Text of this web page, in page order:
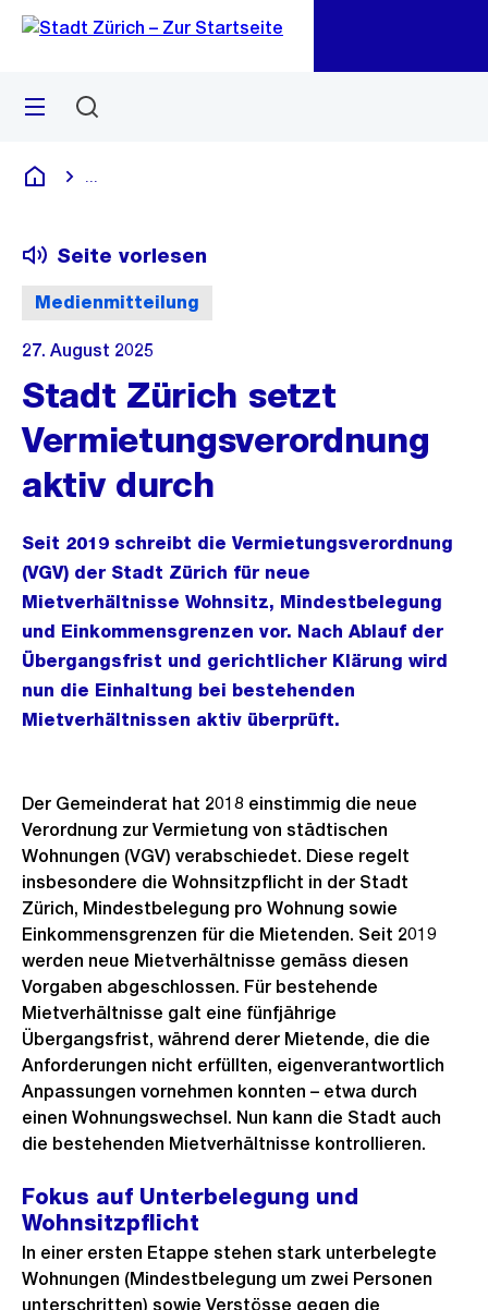
Navigation
Sprunglink
Menü
Deutsch
Medienmitteilung
Seite vorlesen
27. August 2025
Stadt Zürich setzt
Vermietungsverordnung
aktiv durch
Seit 2019 schreibt die Vermietungsverordnung
(VGV) der Stadt Zürich für neue
Mietverhältnisse Wohnsitz, Mindestbelegung
und Einkommensgrenzen vor. Nach Ablauf der
Übergangsfrist und gerichtlicher Klärung wird
nun die Einhaltung bei bestehenden
Mietverhältnissen aktiv überprüft.
Der Gemeinderat hat 2018 einstimmig die neue
Verordnung zur Vermietung von städtischen
Wohnungen (VGV) verabschiedet. Diese regelt
insbesondere die Wohnsitzpflicht in der Stadt
Zürich, Mindestbelegung pro Wohnung sowie
Einkommensgrenzen für die Mietenden. Seit 2019
werden neue Mietverhältnisse gemäss diesen
Vorgaben abgeschlossen. Für bestehende
Mietverhältnisse galt eine fünfjährige
Übergangsfrist, während derer Mietende, die die
Anforderungen nicht erfüllten, eigenverantwortlich
Anpassungen vornehmen konnten – etwa durch
einen Wohnungswechsel. Nun kann die Stadt auch
die bestehenden Mietverhältnisse kontrollieren.
Fokus auf Unterbelegung und
Wohnsitzpflicht
In einer ersten Etappe stehen stark unterbelegte
Wohnungen (Mindestbelegung um zwei Personen
unterschritten) sowie Verstösse gegen die